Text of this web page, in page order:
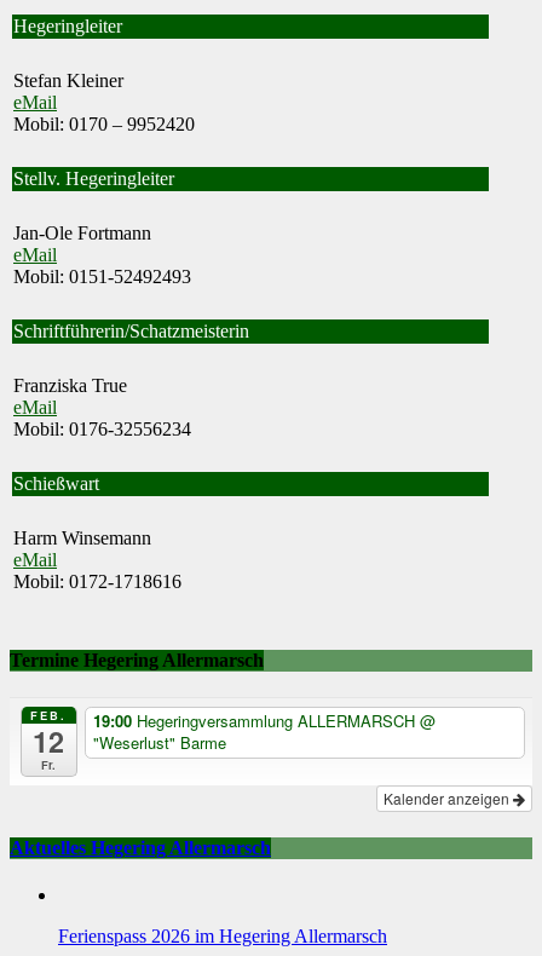
Hegeringleiter
Stefan Kleiner
eMail
Mobil: 0170 – 9952420
Stellv. Hegeringleiter
Jan-Ole Fortmann
eMail
Mobil: 0151-52492493
Schriftführerin/Schatzmeisterin
Franziska True
eMail
Mobil: 0176-32556234
Schießwart
Harm Winsemann
eMail
Mobil: 0172-1718616
Termine Hegering Allermarsch
FEB.
12
Fr.
19:00 Hegeringversammlung ALLERMARSCH @
"Weserlust" Barme
Kalender anzeigen
Aktuelles Hegering Allermarsch
Ferienspass 2026 im Hegering Allermarsch